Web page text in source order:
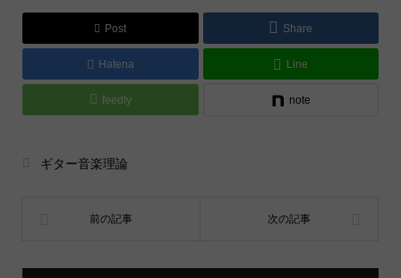
Post Share
Hatena Line
feedly note
ギター音楽理論